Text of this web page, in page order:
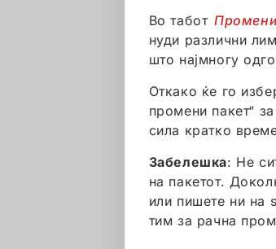
Во табот
нуди различни
што најмногу
Откако ќе го
промени пакет“
сила кратко
Забелешка: Не
на пакетот.
или пишете ни на
тим за рачна